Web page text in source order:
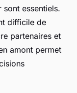
essentiels.
difficile de
partenaires et
amont permet